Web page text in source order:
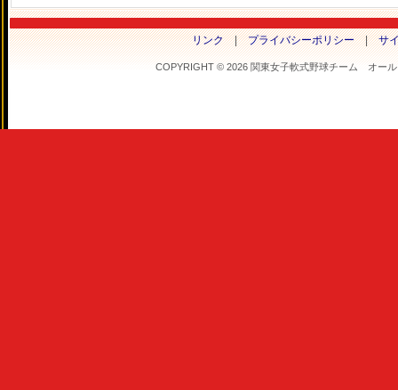
リンク|プライバシーポリシー|サ
COPYRIGHT © 2026 関東女子軟式野球チーム オー